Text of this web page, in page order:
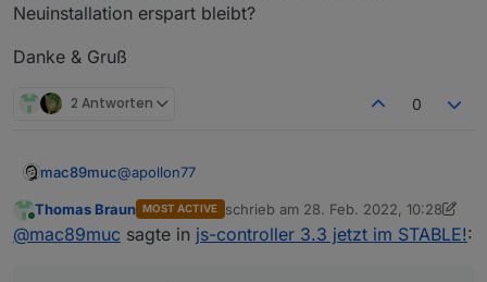
Neuinstallation erspart bleibt?
Danke & Gruß
2 Antworten 0
mac89muc@apollon77
Der macmini läuft nicht auf neueren osx - 10.11.6 ist
das höchste der Gefühle.
Online
Thomas Braun MOST ACTIVE schrieb am 28. Feb. 2022, 10:28
zuletzt editiert von Thomas Braun
@mac89muc sagte in js-controller 3.3 jetzt im STABLE!: